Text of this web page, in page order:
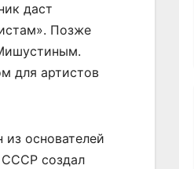
даст
Позже
для артистов
основателей
СССР создал